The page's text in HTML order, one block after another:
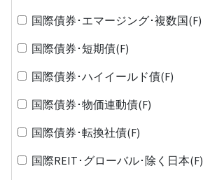
国際債券･エマージング･複数国(F)
国際債券･短期債(F)
国際債券･ハイイールド債(F)
国際債券･物価連動債(F)
国際債券･転換社債(F)
国際REIT･グローバル･除く日本(F)